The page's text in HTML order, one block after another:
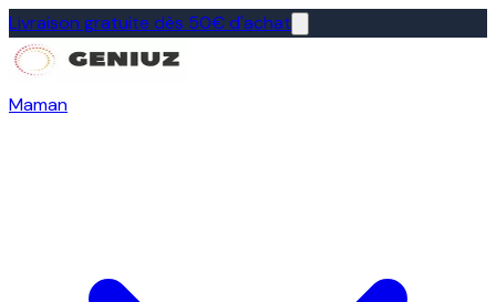
Livraison gratuite dès 50€ d'achat
Maman